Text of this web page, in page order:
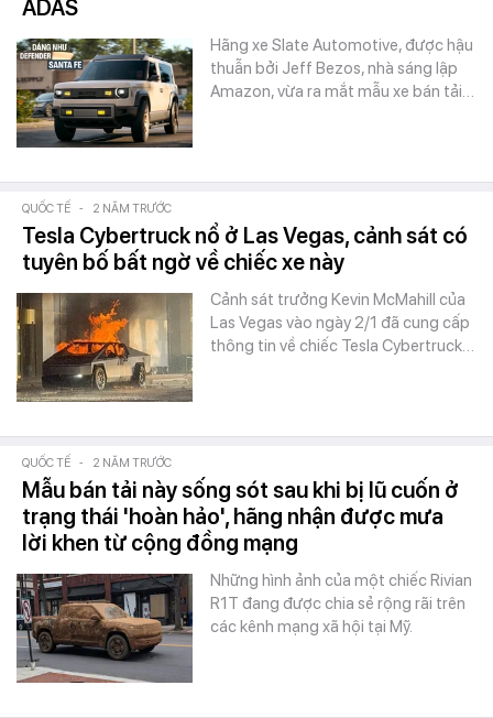
ADAS
Hãng xe Slate Automotive, được hậu
thuẫn bởi Jeff Bezos, nhà sáng lập
Amazon, vừa ra mắt mẫu xe bán tải…
QUỐC TẾ - 2 NĂM TRƯỚC
Tesla Cybertruck nổ ở Las Vegas, cảnh sát có
tuyên bố bất ngờ về chiếc xe này
Cảnh sát trưởng Kevin McMahill của
Las Vegas vào ngày 2/1 đã cung cấp
thông tin về chiếc Tesla Cybertruck…
QUỐC TẾ - 2 NĂM TRƯỚC
Mẫu bán tải này sống sót sau khi bị lũ cuốn ở
trạng thái 'hoàn hảo', hãng nhận được mưa
lời khen từ cộng đồng mạng
Những hình ảnh của một chiếc Rivian
R1T đang được chia sẻ rộng rãi trên
các kênh mạng xã hội tại Mỹ.